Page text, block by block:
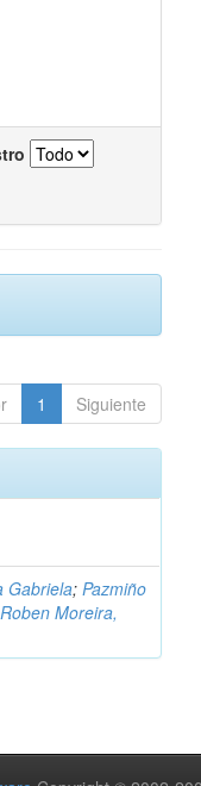
1 Siguiente
Gabriela;Pazmiño
Roben Moreira,